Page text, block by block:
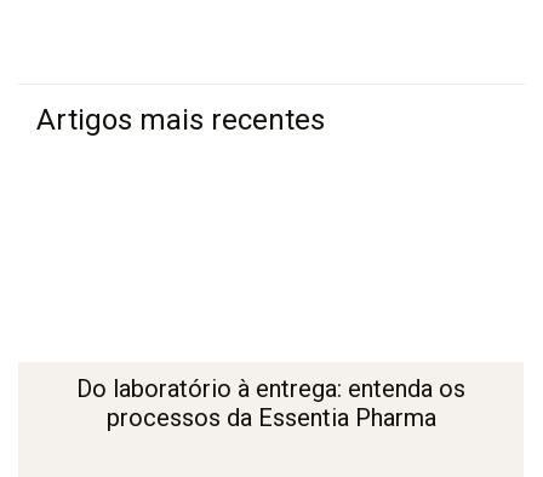
Artigos mais recentes
Do laboratório à entrega: entenda os
processos da Essentia Pharma